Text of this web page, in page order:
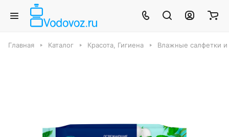
Главная Каталог Красота, Гигиена Влажные салфетки и